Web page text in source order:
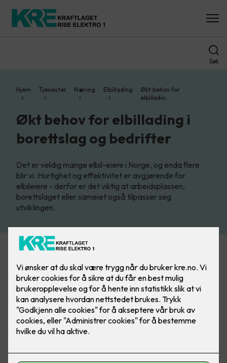
Søk
Hjem Tjenester Næring Elbillading
Økt behov for
elbilladin…
Økt behov for elbillading i
borettslag og bedrifter
Det er veldig mange elbil-eiere i Norge, og enda flere
blir vi. Hurtighet og effektivitet er avgjørende for
elbileiere - derfor er det viktig at arbeidsplassen,
borettslaget eller sameiet også tilpasser seg
utviklingen.